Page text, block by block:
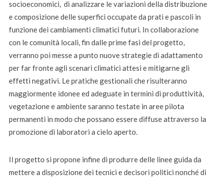
socioeconomici, di analizzare le variazioni della distribuzione
e composizione delle superfici occupate da prati e pascoli in
funzione dei cambiamenti climatici futuri. In collaborazione
con le comunità locali, fin dalle prime fasi del progetto,
verranno poi messe a punto nuove strategie di adattamento
per far fronte agli scenari climatici attesi e mitigarne gli
effetti negativi. Le pratiche gestionali che risulteranno
maggiormente idonee ed adeguate in termini di produttività,
vegetazione e ambiente saranno testate in aree pilota
permanenti in modo che possano essere diffuse attraverso la
promozione di laboratori a cielo aperto.
Il progetto si propone infine di produrre delle linee guida da
mettere a disposizione dei tecnici e decisori politici nonché di